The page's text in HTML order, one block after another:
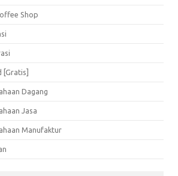
Shop
[Gratis]
Dagang
Jasa
Manufaktur